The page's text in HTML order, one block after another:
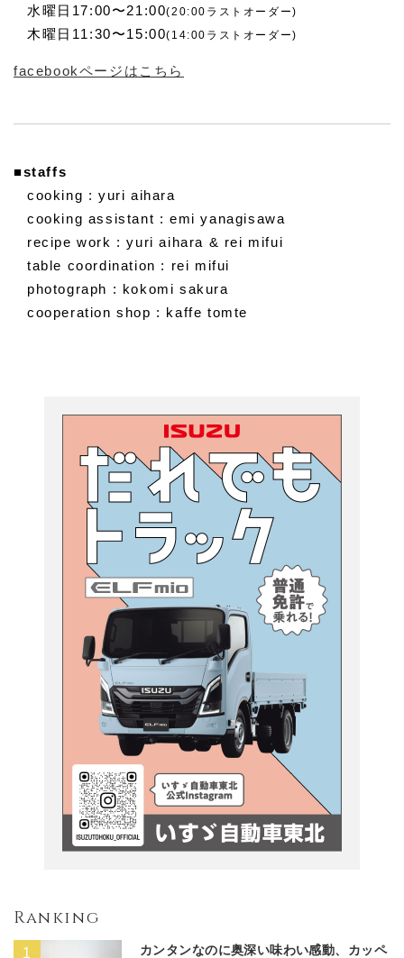
水曜日17:00〜21:00(20:00ラストオーダー)
木曜日11:30〜15:00(14:00ラストオーダー)
facebookページはこちら
■staffs
cooking : yuri aihara
cooking assistant : emi yanagisawa
recipe work : yuri aihara & rei mifui
table coordination : rei mifui
photograph : kokomi sakura
cooperation shop : kaffe tomte
Ranking
カンタンなのに奥深い味わい感動、カッペ